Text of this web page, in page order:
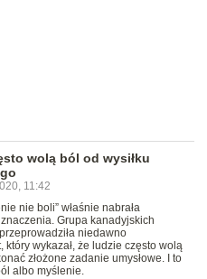
wolą ból od wysiłku
11:42
nie boli” właśnie nabrała
Grupa kanadyjskich
niedawno
który wykazał, że ludzie często wolą
złożone zadanie umysłowe. I to
albo myślenie.